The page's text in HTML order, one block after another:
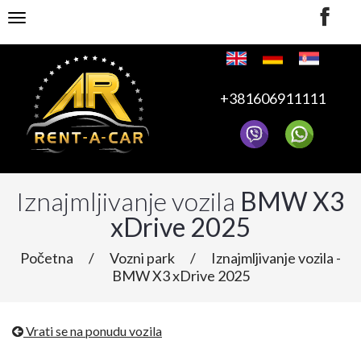
TOGGLE NAVIGATION
+381606911111
Iznajmljivanje vozila BMW X3
xDrive 2025
Početna / Vozni park /
Iznajmljivanje vozila -
BMW X3 xDrive 2025
Vrati se na ponudu vozila